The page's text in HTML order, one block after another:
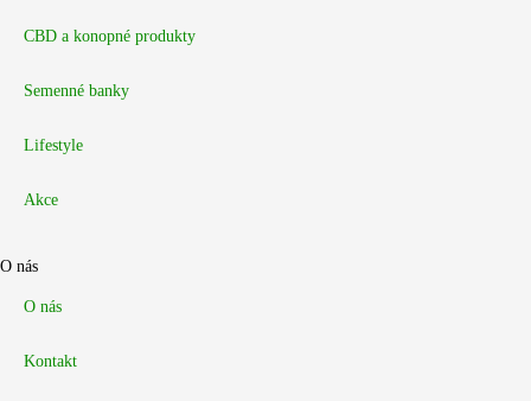
CBD a konopné produkty
Semenné banky
Lifestyle
Akce
O nás
O nás
Kontakt